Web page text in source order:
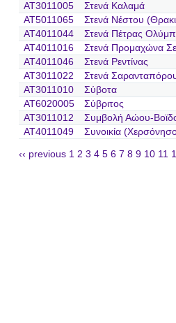
AT3011005
Στενά Καλαμά
AT5011065
Στενά Νέστου
AT4011044
Στενά Πέτρας
AT4011016
Στενά Προμαχώνα
AT4011046
Στενά Ρεντίνας
AT3011022
Στενά
AT3011010
Σύβοτα
AT6020005
Σύβριτος
AT3011012
Συμβολή Αώου-
AT4011049
Συνοικία
‹‹ previous 1 2 3 4 5 6 7 8 9 10 11